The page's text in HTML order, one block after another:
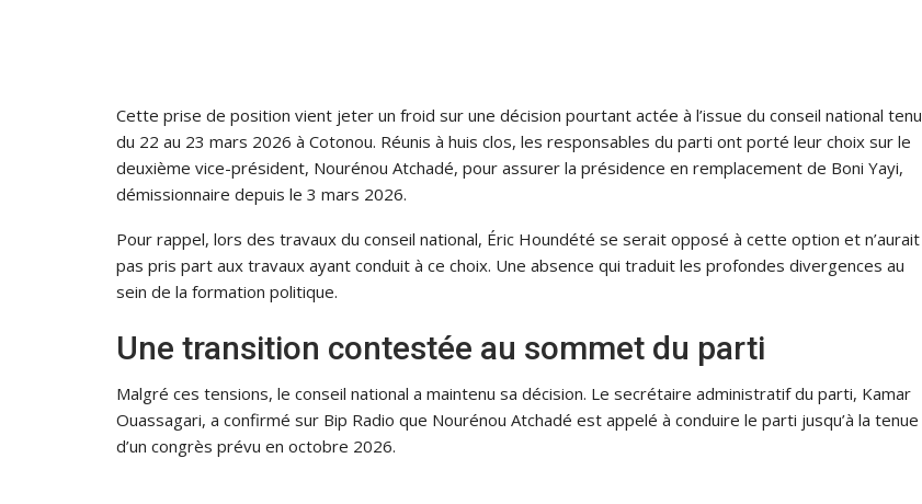
Cette prise de position vient jeter un froid sur une décision pourtant actée à l’issue du conseil national tenu
du 22 au 23 mars 2026 à Cotonou. Réunis à huis clos, les responsables du parti ont porté leur choix sur le
deuxième vice-président, Nourénou Atchadé, pour assurer la présidence en remplacement de Boni Yayi,
démissionnaire depuis le 3 mars 2026.
Pour rappel, lors des travaux du conseil national, Éric Houndété se serait opposé à cette option et n’aurait
pas pris part aux travaux ayant conduit à ce choix. Une absence qui traduit les profondes divergences au
sein de la formation politique.
Une transition contestée au sommet du parti
Malgré ces tensions, le conseil national a maintenu sa décision. Le secrétaire administratif du parti, Kamar
Ouassagari, a confirmé sur Bip Radio que Nourénou Atchadé est appelé à conduire le parti jusqu’à la tenue
d’un congrès prévu en octobre 2026.